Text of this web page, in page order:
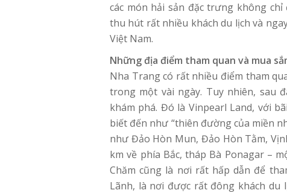
các món hải sản đặc trưng không
thu hút rất nhiều khách du lịch và
Việt Nam.
Những địa điểm tham quan và mua
Nha Trang có rất nhiều điểm tham
trong một vài ngày. Tuy nhiên, sau
khám phá. Đó là Vinpearl Land, với
biết đến như “thiên đường của miền
như Đảo Hòn Mun, Đảo Hòn Tằm,
km về phía Bắc, tháp Bà Ponagar –
Chăm cũng là nơi rất hấp dẫn để
Lãnh, là nơi được rất đông khách du